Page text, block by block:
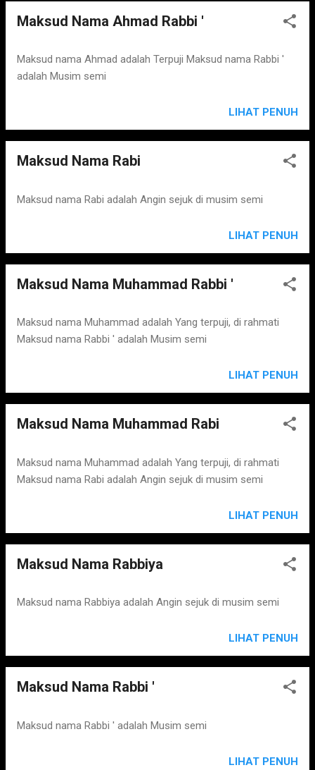
Maksud Nama Ahmad Rabbi '
Maksud nama Ahmad adalah Terpuji Maksud nama Rabbi '
adalah Musim semi
LIHAT PENUH
Maksud Nama Rabi
Maksud nama Rabi adalah Angin sejuk di musim semi
LIHAT PENUH
Maksud Nama Muhammad Rabbi '
Maksud nama Muhammad adalah Yang terpuji, di rahmati
Maksud nama Rabbi ' adalah Musim semi
LIHAT PENUH
Maksud Nama Muhammad Rabi
Maksud nama Muhammad adalah Yang terpuji, di rahmati
Maksud nama Rabi adalah Angin sejuk di musim semi
LIHAT PENUH
Maksud Nama Rabbiya
Maksud nama Rabbiya adalah Angin sejuk di musim semi
LIHAT PENUH
Maksud Nama Rabbi '
Maksud nama Rabbi ' adalah Musim semi
LIHAT PENUH